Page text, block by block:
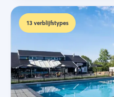
13 verblijfstypes